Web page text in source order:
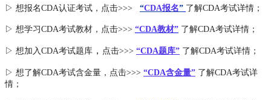
▷ 想报名CDA认证考试，点击>>> “CDA报名” 了解CDA考试详情；
▷ 想学习CDA考试教材，点击>>> “CDA教材” 了解CDA考试详情；
▷ 想加入CDA考试题库 ， 点击>>> “CDA题库” 了解CDA考试详情；
▷ 想了解CDA考试含金量 ，点击>>> “CDA含金量” 了解CDA考试详
情；